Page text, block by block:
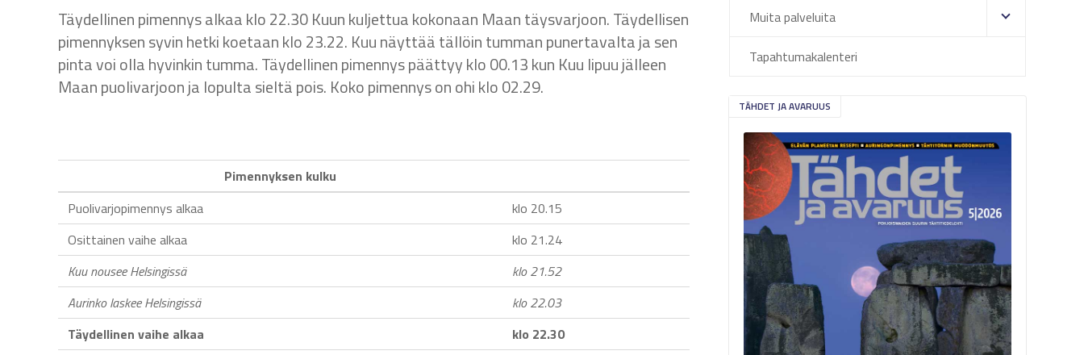
Täydellinen pimennys alkaa klo 22.30 Kuun kuljettua kokonaan Maan täysvarjoon. Täydellisen
pimennyksen syvin hetki koetaan klo 23.22. Kuu näyttää tällöin tumman punertavalta ja sen
pinta voi olla hyvinkin tumma. Täydellinen pimennys päättyy klo 00.13 kun Kuu lipuu jälleen
Maan puolivarjoon ja lopulta sieltä pois. Koko pimennys on ohi klo 02.29.
Pimennyksen kulku
Puolivarjopimennys alkaa
klo 20.15
Osittainen vaihe alkaa
klo 21.24
Kuu nousee Helsingissä
klo 21.52
Aurinko laskee Helsingissä
klo 22.03
Täydellinen vaihe alkaa
klo 22.30
Muita palveluita
Tapahtumakalenteri
TÄHDET JA AVARUUS